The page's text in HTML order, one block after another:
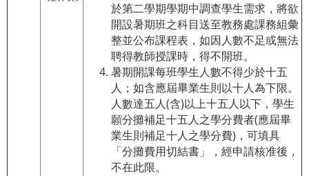
於第二學期學期中調查學生需求，將欲
開設暑期班之科目送至教務處課務組彙
整並公布課程表，如因人數不足或無法
聘得教師授課時，得不開班。
暑期開課每班學生人數不得少於十五
人；如含應屆畢業生則以十人為下限。
人數達五人(含)以上十五人以下，學生
願分攤補足十五人之學分費者(應屆畢
業生則補足十人之學分費)，可填具
「分攤費用切結書」，經申請核准後，
不在此限。